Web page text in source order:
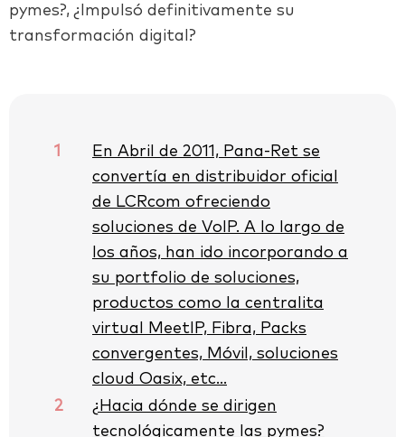
pymes?, ¿Impulsó definitivamente su
transformación digital?
1
En Abril de 2011, Pana-Ret se
convertía en distribuidor oficial
de LCRcom ofreciendo
soluciones de VoIP. A lo largo de
los años, han ido incorporando a
su portfolio de soluciones,
productos como la centralita
virtual MeetIP, Fibra, Packs
convergentes, Móvil, soluciones
cloud Oasix, etc…
2
¿Hacia dónde se dirigen
tecnológicamente las pymes?